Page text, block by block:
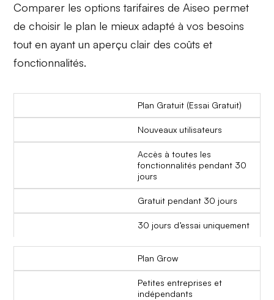
Comparer les options tarifaires de Aiseo permet
de choisir le plan le mieux adapté à vos besoins
tout en ayant un aperçu clair des coûts et
fonctionnalités.
Plan Gratuit (Essai Gratuit)
Nouveaux utilisateurs
Accès à toutes les
fonctionnalités pendant 30
jours
Gratuit pendant 30 jours
30 jours d’essai uniquement
Plan Grow
Petites entreprises et
indépendants